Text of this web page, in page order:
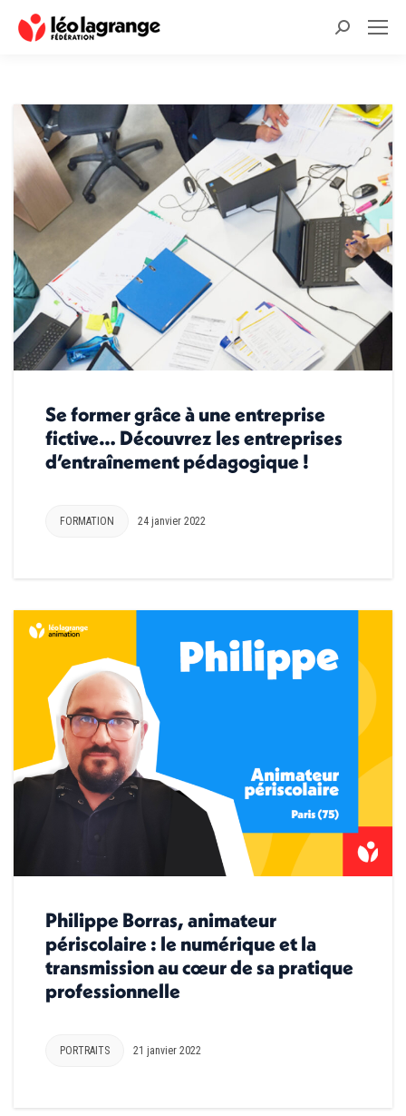
Recherche
Se former grâce à une entreprise
fictive… Découvrez les entreprises
d’entraînement pédagogique !
FORMATION 24 janvier 2022
Philippe Borras, animateur
périscolaire : le numérique et la
transmission au cœur de sa pratique
professionnelle
PORTRAITS 21 janvier 2022